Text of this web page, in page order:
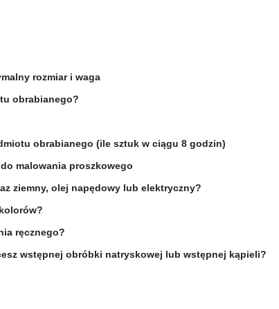
rozmiar i waga
obrabianego?
obrabianego (ile sztuk w ciągu 8 godzin)
malowania proszkowego
ziemny, olej napędowy lub elektryczny?
ręcznego?
wstępnej obróbki natryskowej lub wstępnej kąpieli?